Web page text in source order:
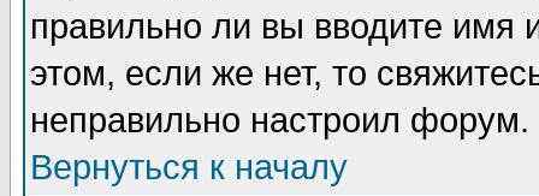
правильно ли вы вводите
этом, если же нет, то
неправильно настроил форум.
Вернуться к началу